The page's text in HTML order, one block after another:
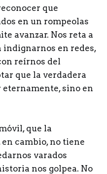
que
en un rompeolas
avanzar. Nos reta a
indignarnos en redes,
reírnos del
que la verdadera
sino en
que la
cambio, no tiene
varados
nos golpea. No